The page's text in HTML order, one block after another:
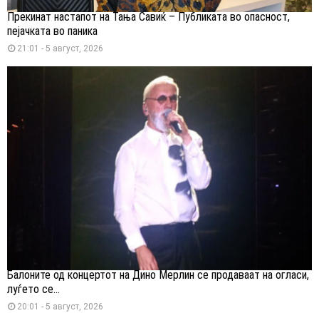
Прекинат настапот на Тања Савиќ – Публиката во опасност,
пејачката во паника
21:01 - 5 август, 2026
Балоните од концертот на Дино Мерлин се продаваат на огласи,
луѓето се...
20:01 - 5 август, 2026